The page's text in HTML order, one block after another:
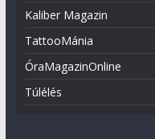
Kaliber Magazin
TattooMánia
ÓraMagazinOnline
Túlélés